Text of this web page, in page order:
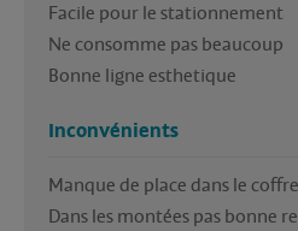
Facile pour le stationnement
Ne consomme pas beaucoup
Bonne ligne esthetique
Inconvénients
Manque de place dans le coffre
Dans les montées pas bonne